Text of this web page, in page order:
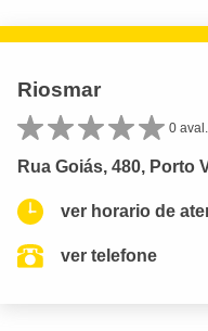
Riosmar
0 aval.
Rua Goiás, 480, Porto
ver horario de
ver telefone